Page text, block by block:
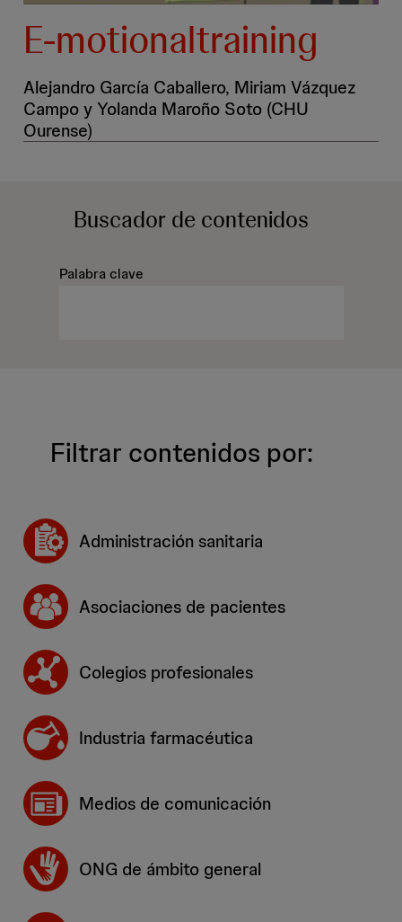
E-motionaltraining
Alejandro García Caballero, Miriam Vázquez
Campo y Yolanda Maroño Soto (CHU
Ourense)
Palabra clave
Buscadorde contenidos
Filtrar contenidos por:
Administración sanitaria
Asociaciones de pacientes
Colegios profesionales
Industria farmacéutica
Medios de comunicación
ONG de ámbito general